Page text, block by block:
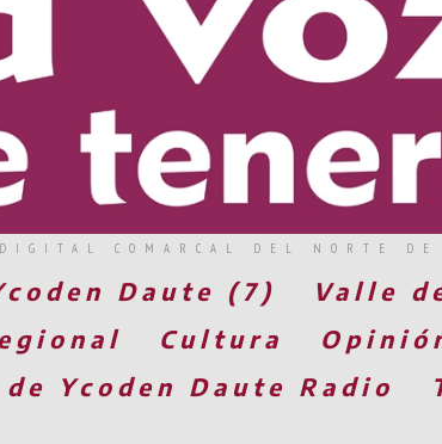
COMARCAL DEL NORTE
Daute (7) Valle
Cultura
Ycoden Daute Radio